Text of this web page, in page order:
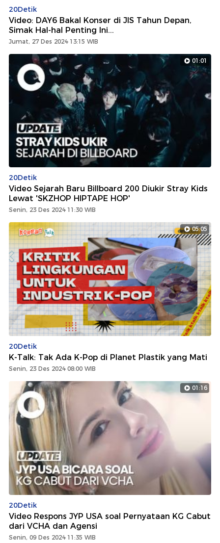
20Detik
Video: DAY6 Bakal Konser di JIS Tahun Depan,
Simak Hal-hal Penting Ini...
Jumat, 27 Des 2024 13:15 WIB
01:01
20Detik
Video Sejarah Baru Billboard 200 Diukir Stray Kids
Lewat 'SKZHOP HIPTAPE HOP'
Senin, 23 Des 2024 11:30 WIB
05:05
20Detik
K-Talk: Tak Ada K-Pop di Planet Plastik yang Mati
Senin, 23 Des 2024 08:00 WIB
01:16
20Detik
Video Respons JYP USA soal Pernyataan KG Cabut
dari VCHA dan Agensi
Senin, 09 Des 2024 11:35 WIB